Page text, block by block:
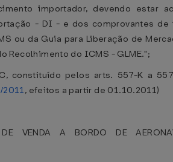
importador, devendo estar
- DI - e dos comprovantes de
ou da Guia para Liberação de
Recolhimento do ICMS - GLME.";
constituído pelos arts. 557-K a
2011, efeitos a partir de 01.10.2011)
DE VENDA A BORDO DE